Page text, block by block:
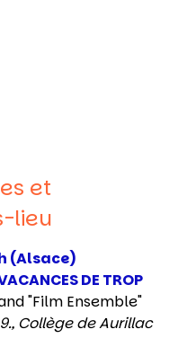
et
lieu
(Alsace)
DE TROP
"Film Ensemble"
Collège de Aurillac